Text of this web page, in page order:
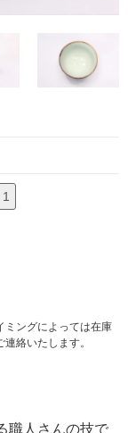
ングによっては在庫
絡いたします。
職人さんの技で